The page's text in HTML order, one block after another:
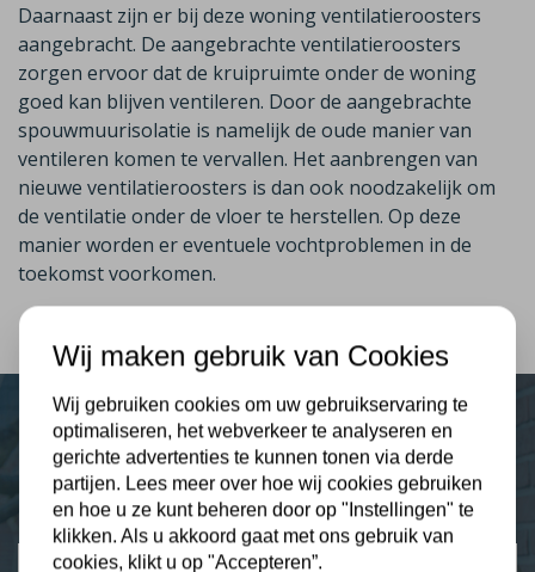
Plus Isolatie
Uw isolatie specialist
Daarnaast zijn er bij deze woning ventilatieroosters
aangebracht. De aangebrachte ventilatieroosters
zorgen ervoor dat de kruipruimte onder de woning
goed kan blijven ventileren. Door de aangebrachte
spouwmuurisolatie is namelijk de oude manier van
ventileren komen te vervallen. Het aanbrengen van
nieuwe ventilatieroosters is dan ook noodzakelijk om
de ventilatie onder de vloer te herstellen. Op deze
manier worden er eventuele vochtproblemen in de
toekomst voorkomen.
Wij maken gebruik van Cookies
Wij gebruiken cookies om uw gebruikservaring te
optimaliseren, het webverkeer te analyseren en
gerichte advertenties te kunnen tonen via derde
partijen. Lees meer over hoe wij cookies gebruiken
en hoe u ze kunt beheren door op "Instellingen" te
klikken. Als u akkoord gaat met ons gebruik van
cookies, klikt u op "Accepteren”.